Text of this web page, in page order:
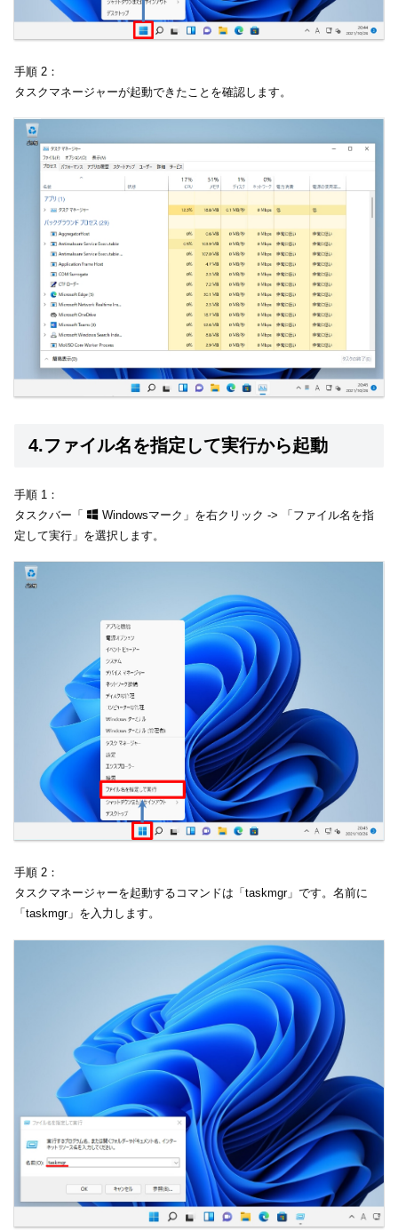
手順 2：
タスクマネージャーが起動できたことを確認します。
4.ファイル名を指定して実行から起動
手順 1：
タスクバー「
Windowsマーク」を右クリック -> 「ファイル名を指
定して実行」を選択します。
手順 2：
タスクマネージャーを起動するコマンドは「taskmgr」です。名前に
「taskmgr」を入力します。